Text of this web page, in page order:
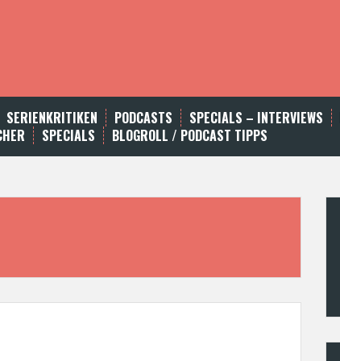
SERIENKRITIKEN PODCASTS SPECIALS – INTERVIEWS
SPECIALS BLOGROLL / PODCAST TIPPS